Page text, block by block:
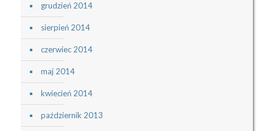
grudzień 2014
sierpień 2014
czerwiec 2014
maj 2014
kwiecień 2014
październik 2013